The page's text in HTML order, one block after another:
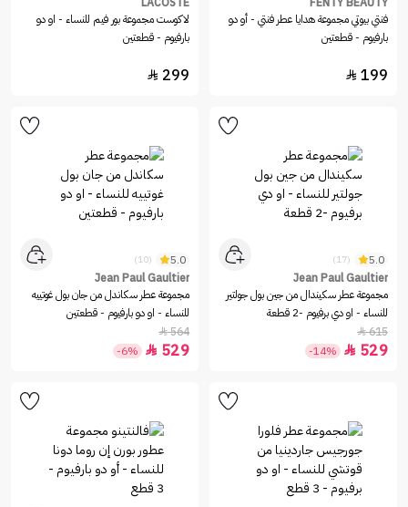
فنتي بيوتي مجموعة هدايا عطر فنتي - أو دو
بارفيوم - قطعتين
199

لاكوست مجموعة بور فيم للنساء - او دو
بارفيوم - قطعتين
299

5.0
(17)
Jean Paul Gaultier
مجموعة عطر سكيندال من جين بول جولتير
للنساء - او دي برفيوم -2 قطعة
615

529

-14%
5.0
(10)
Jean Paul Gaultier
مجموعة عطر سكاندل من جان بول غوتييه
للنساء - او دو بارفيوم - قطعتين
564

529

-6%